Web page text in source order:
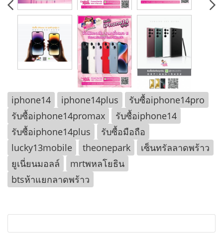
iphone14 iphone14plus
รับซื้อiphone14pro
รับซื้อiphone14promax
รับซื้อiphone14
รับซื้อiphone14plus
รับซื้อมือถือ
lucky13mobile
theonepark
เซ็นทรัลลาดพร้าว
ยูเนี่ยนมอลล์
mrtพหลโยธิน
btsห้าแยกลาดพร้าว